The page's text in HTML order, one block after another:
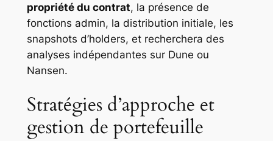
propriété du contrat, la présence de
fonctions admin, la distribution initiale, les
snapshots d’holders, et recherchera des
analyses indépendantes sur Dune ou
Nansen.
Stratégies d’approche et
gestion de portefeuille